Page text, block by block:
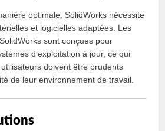
optimale, SolidWorks nécessite
et logicielles adaptées. Les
sont conçues pour
d’exploitation à jour, ce qui
doivent être prudents
de leur environnement de travail.